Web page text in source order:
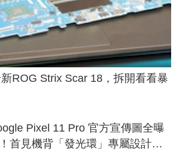
ROG Strix Scar 18，拆開看看暴
Pixel 11 Pro 官方宣傳圖全曝
首見機背「發光環」專屬設計、